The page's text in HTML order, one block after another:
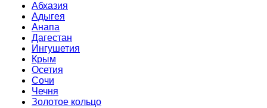
Абхазия
Адыгея
Анапа
Дагестан
Ингушетия
Крым
Осетия
Сочи
Чечня
Золотое кольцо